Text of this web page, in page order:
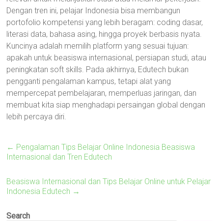
Dengan tren ini, pelajar Indonesia bisa membangun
portofolio kompetensi yang lebih beragam: coding dasar,
literasi data, bahasa asing, hingga proyek berbasis nyata.
Kuncinya adalah memilih platform yang sesuai tujuan:
apakah untuk beasiswa internasional, persiapan studi, atau
peningkatan soft skills. Pada akhirnya, Edutech bukan
pengganti pengalaman kampus, tetapi alat yang
mempercepat pembelajaran, memperluas jaringan, dan
membuat kita siap menghadapi persaingan global dengan
lebih percaya diri.
← Pengalaman Tips Belajar Online Indonesia Beasiswa
Internasional dan Tren Edutech
Beasiswa Internasional dan Tips Belajar Online untuk Pelajar
Indonesia Edutech →
Search